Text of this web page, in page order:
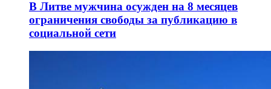
В Литве мужчина осужден на 8 месяцев
ограничения свободы за публикацию в
социальной сети